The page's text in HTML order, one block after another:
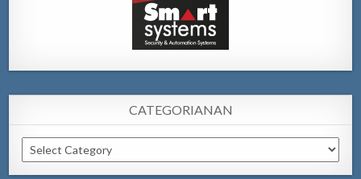
CATEGORIANAN
Categorianan